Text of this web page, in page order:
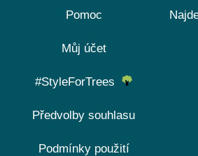
Pomoc
Můj účet
#StyleForTrees
Předvolby souhlasu
Podmínky použití